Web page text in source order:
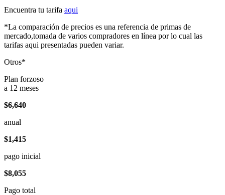
Encuentra tu tarifa aqui
*La comparación de precios es una referencia de primas de
mercado,tomada de varios compradores en línea por lo cual las
tarifas aqui presentadas pueden variar.
Otros*
Plan forzoso
a 12 meses
$6,640
anual
$1,415
pago inicial
$8,055
Pago total